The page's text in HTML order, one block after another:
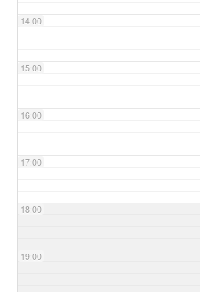
14:00
15:00
16:00
17:00
18:00
19:00